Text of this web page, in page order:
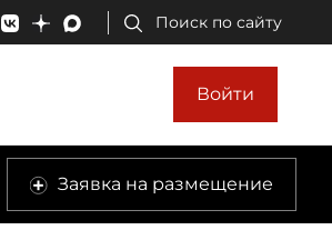
Поиск по сайту
Войти
Заявка на размещение